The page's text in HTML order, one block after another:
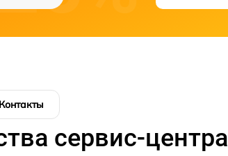
Контакты
сервис-центра